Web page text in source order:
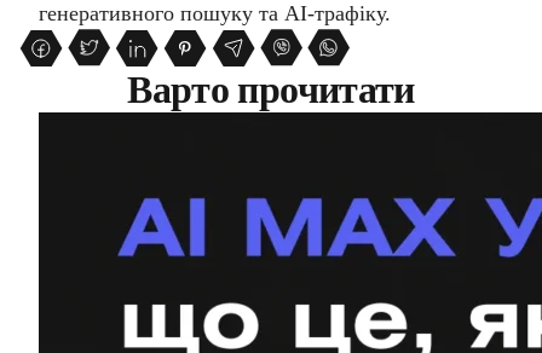
генеративного пошуку та AI-трафіку.
Варто прочитати